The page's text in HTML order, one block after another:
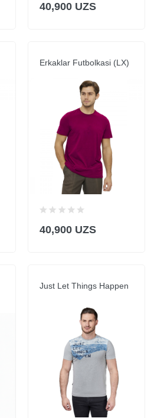
40,900 UZS
Erkaklar Futbolkasi (LX)
40,900 UZS
Just Let Things Happen